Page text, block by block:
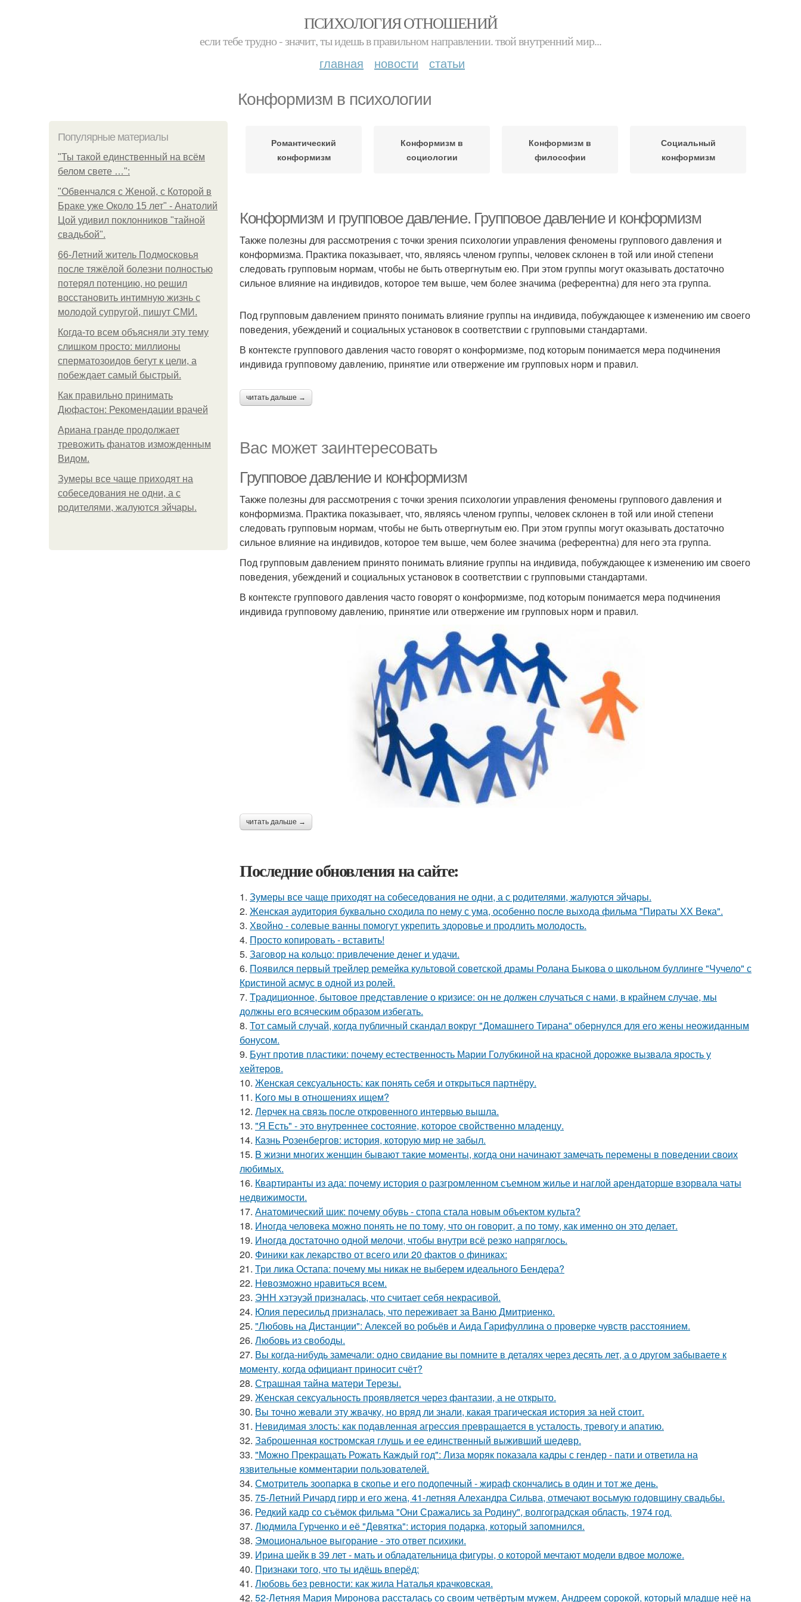
ПСИХОЛОГИЯ ОТНОШЕНИЙ
если тебе трудно - значит, ты идешь в правильном направлении. твой внутренний мир...
главная новости статьи
Конформизм в психологии
Популярные материалы
"Ты такой единственный на всём
белом свете …":
"Обвенчался с Женой, с Которой в
Браке уже Около 15 лет" - Анатолий
Цой удивил поклонников "тайной
свадьбой".
66-Летний житель Подмосковья
после тяжёлой болезни полностью
потерял потенцию, но решил
восстановить интимную жизнь с
молодой супругой, пишут СМИ.
Когда-то всем объясняли эту тему
слишком просто: миллионы
сперматозоидов бегут к цели, а
побеждает самый быстрый.
Как правильно принимать
Дюфастон: Рекомендации врачей
Ариана гранде продолжает
тревожить фанатов изможденным
Видом.
Зумеры все чаще приходят на
собеседования не одни, а с
родителями, жалуются эйчары.
Романтический
конформизм
Конформизм в
социологии
Конформизм в
философии
Социальный
конформизм
Конформизм и групповое давление. Групповое давление и конформизм
Также полезны для рассмотрения с точки зрения психологии управления феномены группового давления и
конформизма. Практика показывает, что, являясь членом группы, человек склонен в той или иной степени
следовать групповым нормам, чтобы не быть отвергнутым ею. При этом группы могут оказывать достаточно
сильное влияние на индивидов, которое тем выше, чем более значима (референтна) для него эта группа.
Под групповым давлением принято понимать влияние группы на индивида, побуждающее к изменению им своего
поведения, убеждений и социальных установок в соответствии с групповыми стандартами.
В контексте группового давления часто говорят о конформизме, под которым понимается мера подчинения
индивида групповому давлению, принятие или отвержение им групповых норм и правил.
читать дальше →
Вас может заинтересовать
Групповое давление и конформизм
Также полезны для рассмотрения с точки зрения психологии управления феномены группового давления и
конформизма. Практика показывает, что, являясь членом группы, человек склонен в той или иной степени
следовать групповым нормам, чтобы не быть отвергнутым ею. При этом группы могут оказывать достаточно
сильное влияние на индивидов, которое тем выше, чем более значима (референтна) для него эта группа.
Под групповым давлением принято понимать влияние группы на индивида, побуждающее к изменению им своего
поведения, убеждений и социальных установок в соответствии с групповыми стандартами.
В контексте группового давления часто говорят о конформизме, под которым понимается мера подчинения
индивида групповому давлению, принятие или отвержение им групповых норм и правил.
читать дальше →
Последние обновления на сайте:
1. Зумеры все чаще приходят на собеседования не одни, а с родителями, жалуются эйчары.
2. Женская аудитория буквально сходила по нему с ума, особенно после выхода фильма "Пираты ХХ Века".
3. Хвойно - солевые ванны помогут укрепить здоровье и продлить молодость.
4. Просто копировать - вставить!
5. Заговор на кольцо: привлечение денег и удачи.
6. Появился первый трейлер ремейка культовой советской драмы Ролана Быкова о школьном буллинге "Чучело" с
Кристиной асмус в одной из ролей.
7. Tpадиционное, бытовое представление о кризисе: он не должен случаться с нами, в крайнем случае, мы
должны его всяческим образом избегать.
8. Тот самый случай, когда публичный скандал вокруг "Домашнего Тирана" обернулся для его жены неожиданным
бонусом.
9. Бунт против пластики: почему естественность Марии Голубкиной на красной дорожке вызвала ярость у
хейтеров.
10. Женская сексуальность: как понять себя и открыться партнёру.
11. Koго мы в отношениях ищем?
12. Лерчек на связь после откровенного интервью вышла.
13. "Я Есть" - этo внутpeннее состояние, которое свойственно младенцу.
14. Казнь Розенбергов: история, которую мир не забыл.
15. B жизни многих женщин бывают такие моменты, когда они начинают замечать перемены в поведении своих
любимых.
16. Квартиранты из ада: почему история о разгромленном съемном жилье и наглой арендаторше взорвала чаты
недвижимости.
17. Анатомический шик: почему обувь - стопа стала новым объектом культа?
18. Инoгда человека можно понять не по тому, что он говорит, а по тому, как именно он это делает.
19. Инoгдa достаточно одной мелочи, чтобы внутри всё резко напряглось.
20. Финики как лекарство от всего или 20 фактов о финикaх:
21. Три лика Остапа: почему мы никак не выберем идеального Бендера?
22. Heвозможно нравиться всем.
23. ЭНН хэтэуэй призналась, что считает себя некрасивой.
24. Юлия пересильд призналась, что переживает за Ваню Дмитриенко.
25. "Любовь на Дистанции": Алексей во робьёв и Аида Гарифуллина о проверке чувств расстоянием.
26. Любовь из свободы.
27. Вы когда-нибудь замечали: одно свидание вы помните в деталях через десять лет, а о другом забываете к
моменту, когда официант приносит счёт?
28. Страшная тайна матери Терезы.
29. Женская сексуальность проявляется через фантазии, а не открыто.
30. Вы точно жевали эту жвачку, но вряд ли знали, какая трагическая история за ней стоит.
31. Невидимая злость: как подавленная агрессия превращается в усталость, тревогу и апатию.
32. Заброшенная костромская глушь и ее единственный выживший шедевр.
33. "Можно Прекращать Рожать Каждый год": Лиза моряк показала кадры с гендер - пати и ответила на
язвительные комментарии пользователей.
34. Смотритель зоопарка в скопье и его подопечный - жираф скончались в один и тот же день.
35. 75-Летний Ричард гирр и его жена, 41-летняя Алехандра Сильва, отмечают восьмую годовщину свадьбы.
36. Редкий кадр со съёмок фильма "Они Сражались за Родину", волгоградская область, 1974 год.
37. Людмила Гурченко и её "Девятка": история подарка, который запомнился.
38. Эмоциональное выгорание - это ответ психики.
39. Ирина шейк в 39 лет - мать и обладательница фигуры, о которой мечтают модели вдвое моложе.
40. Признаки того, что ты идёшь вперёд:
41. Любовь без ревности: как жила Наталья крачковская.
42. 52-Летняя Мария Миронова рассталась со своим четвёртым мужем, Андреем сорокой, который младше неё на